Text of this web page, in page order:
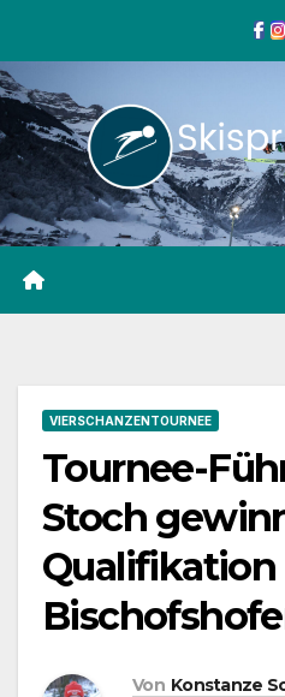
springen
VIERSCHANZENTOURNEE
Tournee-
Stoch
Qualifikation
Von Konstanze